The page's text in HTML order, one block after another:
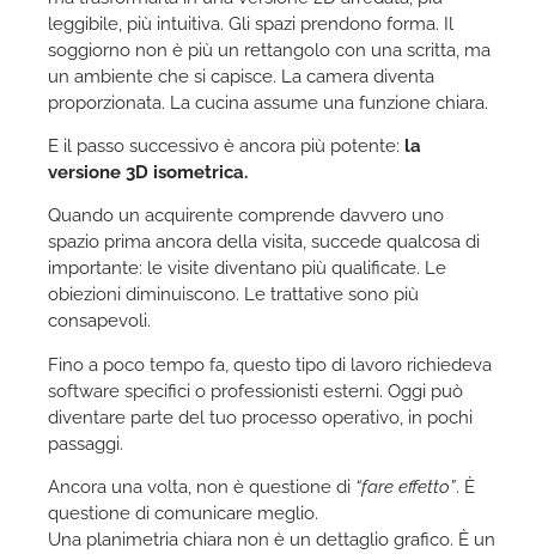
leggibile, più intuitiva. Gli spazi prendono forma. Il
soggiorno non è più un rettangolo con una scritta, ma
un ambiente che si capisce. La camera diventa
proporzionata. La cucina assume una funzione chiara.
E il passo successivo è ancora più potente: la
versione 3D isometrica.
Quando un acquirente comprende davvero uno
spazio prima ancora della visita, succede qualcosa di
importante: le visite diventano più qualificate. Le
obiezioni diminuiscono. Le trattative sono più
consapevoli.
Fino a poco tempo fa, questo tipo di lavoro richiedeva
software specifici o professionisti esterni. Oggi può
diventare parte del tuo processo operativo, in pochi
passaggi.
Ancora una volta, non è questione di “fare effetto”. È
questione di comunicare meglio.
Una planimetria chiara non è un dettaglio grafico. È un